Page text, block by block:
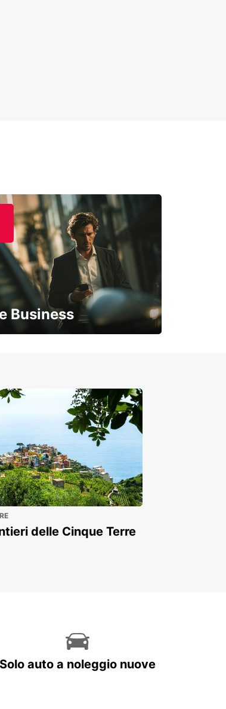
Business
delle Cinque Terre
Solo auto a noleggio nuove